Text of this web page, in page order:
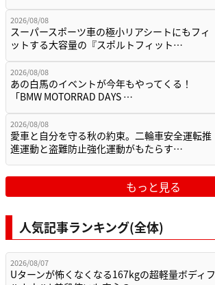
2026/08/08
スーパースポーツ車の極小リアシートにもフィ
ットする大容量の『スポルトフィット…
2026/08/08
あの白馬のイベントが今年もやってくる！
「BMW MOTORRAD DAYS …
2026/08/08
愛車と自分を守る秋の約束。二輪車安全運転推
進運動と盗難防止強化運動がもたらす…
もっと見る
人気記事ランキング(全体)
2026/08/07
Uターンが怖くなくなる167kgの超軽量ボディフ